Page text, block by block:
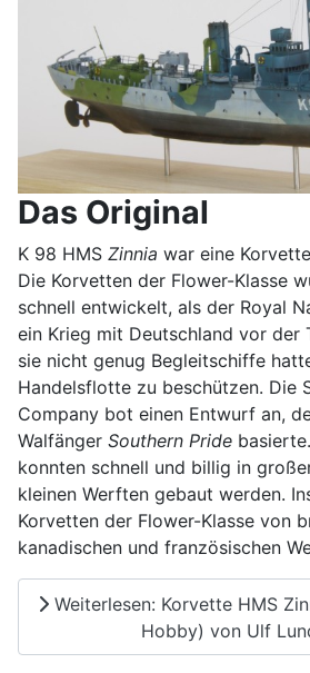
Das Original
K 98 HMS Zinnia war eine
Die Korvetten der Flower-Klasse
schnell entwickelt, als der Royal
ein Krieg mit Deutschland vor der
sie nicht genug Begleitschiffe
Handelsflotte zu beschützen. Die
Company bot einen Entwurf an,
Walfänger Southern Pride
konnten schnell und billig in
kleinen Werften gebaut werden.
Korvetten der Flower-Klasse von
kanadischen und französischen
Weiterlesen: Korvette HMS
Hobby) von Ulf